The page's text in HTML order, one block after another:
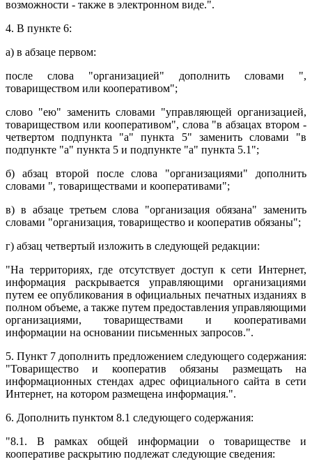
возможности - также в электронном виде.".
4. В пункте 6:
а) в абзаце первом:
после слова "организацией" дополнить словами ",
товариществом или кооперативом";
слово "ею" заменить словами "управляющей организацией,
товариществом или кооперативом", слова "в абзацах втором -
четвертом подпункта "а" пункта 5" заменить словами "в
подпункте "а" пункта 5 и подпункте "а" пункта 5.1";
б) абзац второй после слова "организациями" дополнить
словами ", товариществами и кооперативами";
в) в абзаце третьем слова "организация обязана" заменить
словами "организация, товарищество и кооператив обязаны";
г) абзац четвертый изложить в следующей редакции:
"На территориях, где отсутствует доступ к сети Интернет,
информация раскрывается управляющими организациями
путем ее опубликования в официальных печатных изданиях в
полном объеме, а также путем предоставления управляющими
организациями, товариществами и кооперативами
информации на основании письменных запросов.".
5. Пункт 7 дополнить предложением следующего содержания:
"Товарищество и кооператив обязаны размещать на
информационных стендах адрес официального сайта в сети
Интернет, на котором размещена информация.".
6. Дополнить пунктом 8.1 следующего содержания:
"8.1. В рамках общей информации о товариществе и
кооперативе раскрытию подлежат следующие сведения: